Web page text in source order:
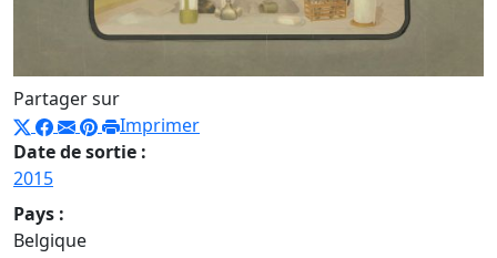
Partager sur
Imprimer
Date de sortie :
2015
Pays :
Belgique